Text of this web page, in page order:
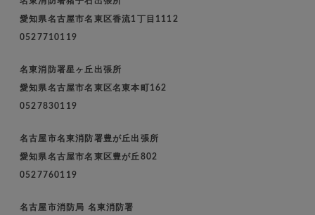
愛知県名古屋市名東区香流1丁目1112
0527710119
名東消防署星ヶ丘出張所
愛知県名古屋市名東区名東本町162
0527830119
名古屋市名東消防署豊が丘出張所
愛知県名古屋市名東区豊が丘802
0527760119
名古屋市消防局 名東消防署